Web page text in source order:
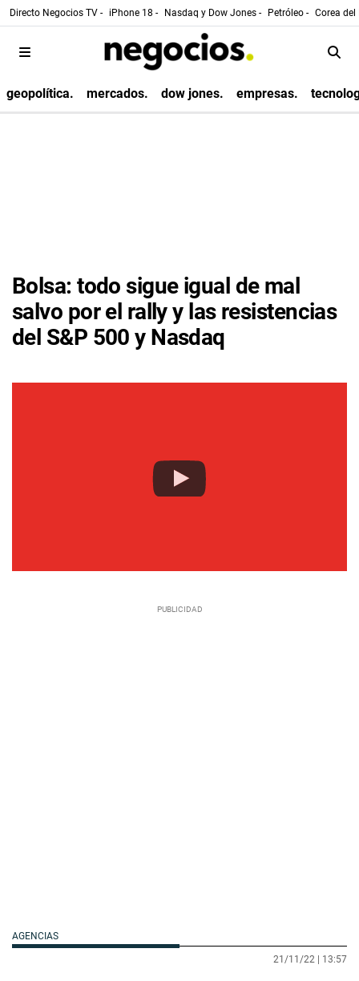
Directo Negocios TV - iPhone 18 - Nasdaq y Dow Jones - Petróleo - Corea
geopolítica. mercados. dow jones. empresas.
Bolsa: todo sigue igual de mal
salvo por el rally y las resistencias
del S&P 500 y Nasdaq
AGENCIAS
21/11/22 | 13:57